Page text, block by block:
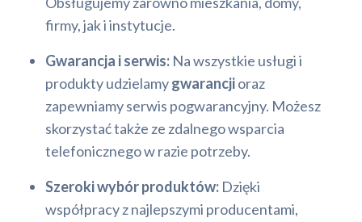
firmy, jak i instytucje.
Gwarancja i serwis: Na wszystkie usługi i
produkty udzielamygwarancjioraz
zapewniamy serwis pogwarancyjny. Możesz
skorzystać także ze zdalnego wsparcia
telefonicznego w razie potrzeby.
Szeroki wybór produktów: Dzięki
współpracy z najlepszymi producentami,